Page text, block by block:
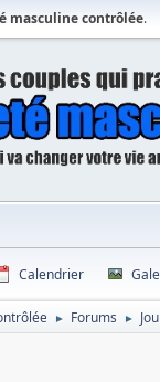
masculine contrôlée.
Calendrier
► Forums ►